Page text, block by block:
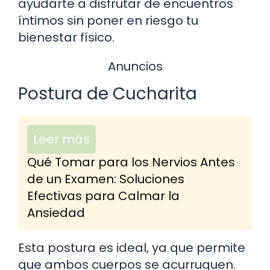
ayudarte a disfrutar de encuentros
íntimos sin poner en riesgo tu
bienestar físico.
Anuncios
Postura de Cucharita
Leer más
Qué Tomar para los Nervios Antes
de un Examen: Soluciones
Efectivas para Calmar la
Ansiedad
Esta postura es ideal, ya que permite
que ambos cuerpos se acurruquen.